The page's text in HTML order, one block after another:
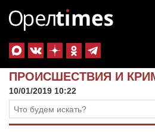
ПРОИСШЕСТВИЯ И
10/01/2019 10:22